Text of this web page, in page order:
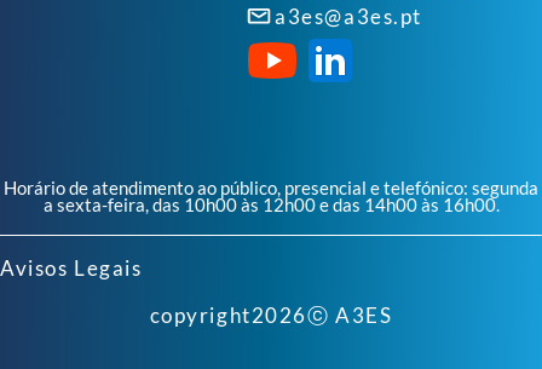
a3es@a3es.pt
Horário de atendimento ao público, presencial e telefónico: segunda
a sexta-feira, das 10h00 às 12h00 e das 14h00 às 16h00.
Avisos Legais
copyright2026ⓒ A3ES